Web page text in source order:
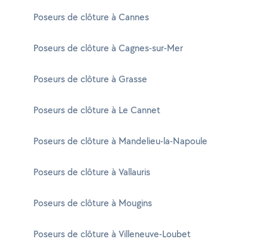
Poseurs de clôture à Cannes
Poseurs de clôture à Cagnes-sur-Mer
Poseurs de clôture à Grasse
Poseurs de clôture à Le Cannet
Poseurs de clôture à Mandelieu-la-Napoule
Poseurs de clôture à Vallauris
Poseurs de clôture à Mougins
Poseurs de clôture à Villeneuve-Loubet